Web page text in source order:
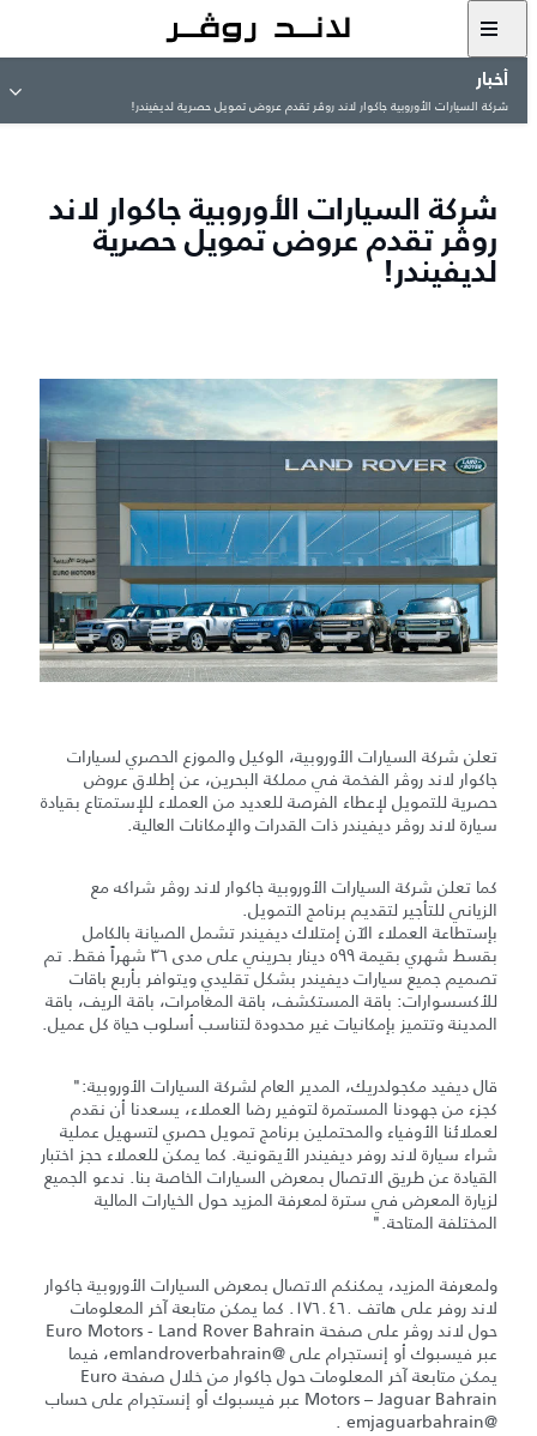
أخبار
شركة السيارات الأوروبية جاكوار لاند روڤر تقدم عروض تمويل حصرية لديفيندر!
شركة السيارات الأوروبية جاكوار لاند
روڤر تقدم عروض تمويل حصرية
لديفيندر!
تعلن شركة السيارات الأوروبية، الوكيل والموزع الحصري لسيارات
جاكوار لاند روڤر الفخمة في مملكة البحرين، عن إطلاق عروض
حصرية للتمويل لإعطاء الفرصة للعديد من العملاء للإستمتاع بقيادة
سيارة لاند روڤر ديفيندر ذات القدرات والإمكانات العالية.
كما تعلن شركة السيارات الأوروبية جاكوار لاند روڤر شراكه مع
الزياني للتأجير لتقديم برنامج التمويل.
بإستطاعة العملاء الآن إمتلاك ديفيندر تشمل الصيانة بالكامل
بقسط شهري بقيمة ٥٩٩ دينار بحريني على مدى ٣٦ شهراً فقط. تم
تصميم جميع سيارات ديفيندر بشكل تقليدي ويتوافر بأربع باقات
للأكسسوارات: باقة المستكشف، باقة المغامرات، باقة الريف، باقة
المدينة وتتميز بإمكانيات غير محدودة لتناسب أسلوب حياة كل عميل.
قال ديفيد مكجولدريك، المدير العام لشركة السيارات الأوروبية:"
كجزء من جهودنا المستمرة لتوفير رضا العملاء، يسعدنا أن نقدم
لعملائنا الأوفياء والمحتملين برنامج تمويل حصري لتسهيل عملية
شراء سيارة لاند روفر ديفيندر الأيقونية. كما يمكن للعملاء حجز اختبار
القيادة عن طريق الاتصال بمعرض السيارات الخاصة بنا. ندعو الجميع
لزيارة المعرض في سترة لمعرفة المزيد حول الخيارات المالية
المختلفة المتاحة."
ولمعرفة المزيد، يمكنكم الاتصال بمعرض السيارات الأوروبية جاكوار
لاند روفر على هاتف ١٧٦٠٤٦٠. كما يمكن متابعة آخر المعلومات
حول لاند روڤر على صفحة Euro Motors - Land Rover Bahrain
عبر فيسبوك أو إنستجرام على @emlandroverbahrain، فيما
يمكن متابعة آخر المعلومات حول جاكوار من خلال صفحة Euro
Motors – Jaguar Bahrain عبر فيسبوك أو إنستجرام على حساب
@emjaguarbahrain .